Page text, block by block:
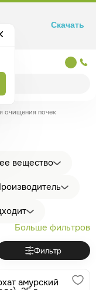
очищения почек
вещество
Больше фильтров
Фильтр
Скачать